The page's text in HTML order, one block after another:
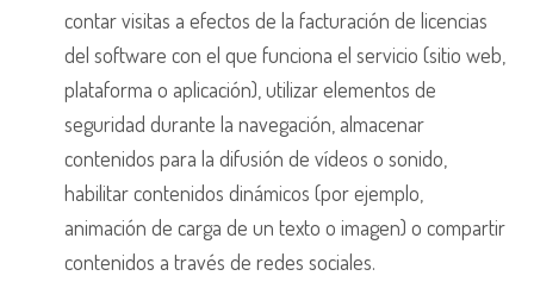
contar visitas a efectos de la facturación de licencias
del software con el que funciona el servicio (sitio web,
plataforma o aplicación), utilizar elementos de
seguridad durante la navegación, almacenar
contenidos para la difusión de vídeos o sonido,
habilitar contenidos dinámicos (por ejemplo,
animación de carga de un texto o imagen) o compartir
contenidos a través de redes sociales.